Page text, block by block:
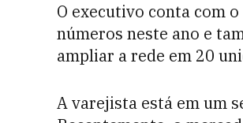
O executivo conta com
números neste ano e
ampliar a rede em 20
A varejista está em um